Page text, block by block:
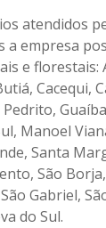
atendidos
a empresa
e florestais:
Cacequi,
Manoel
Santa
São
Gabriel,
do Sul.